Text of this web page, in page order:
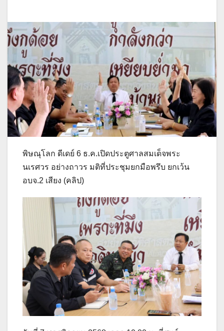
พิษณุโลก ดีเดย์ 6 ธ.ค.เปิดประตูศาลสมเด็จพระ
นเรศวร อย่างถาวร มติที่ประชุมยกมือพรึบ ยกเว้น
อบจ.2 เสียง (คลิป)